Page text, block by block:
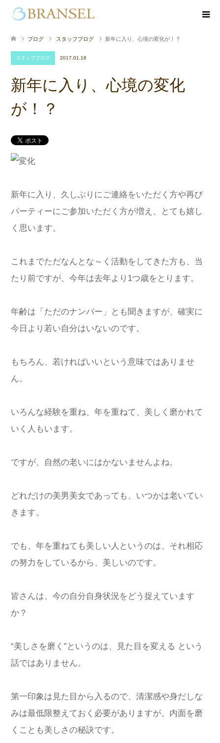
ブログ スタッフブログ 新年に入り、心境の変化が！？
スタッフブログ 2017.01.18
新年に入り、心境の変化
が！？
新年に入り、久しぶりにご連絡をいただく方や再び
パーティーにご参加いただく方が増え、とても嬉し
く思います。
これまでただなんとな～く活動をしてきた方も、当
たり前ですが、今年は去年より1つ歳をとります。
年齢は「ただのナンバー」とも聞きますが、確実に
今日より若い自分はいないのです。
もちろん、若ければいいという意味ではありませ
ん。
いろんな経験を重ね、年を重ねて、美しく磨かれて
いく人もいます。
ですが、自然の老いにはかないませんよね。
どれだけの美男美女であっても、いつかは老いてい
きます。
でも、年を重ねても美しい人というのは、それ相応
の努力をしているから、美しいのです。
皆さんは、今の自分自身状況をどう捉えています
か？
“美しさを磨く”というのは、見た目を変える という
話ではありません。
第一印象は見た目から入るので、清潔感や身だしな
みは最低限整えておく必要がありますが、内面を磨
くことも美しさの秘訣です。